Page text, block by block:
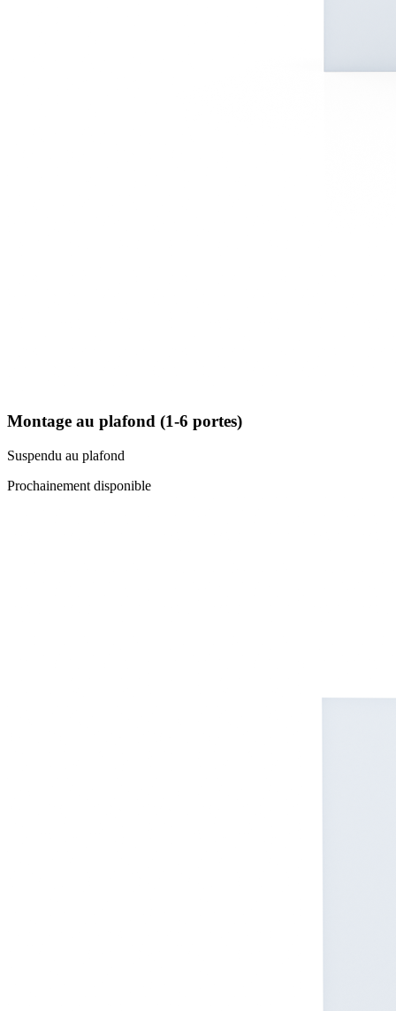
Montage au plafond (1-6 portes)
Suspendu au plafond
Prochainement disponible